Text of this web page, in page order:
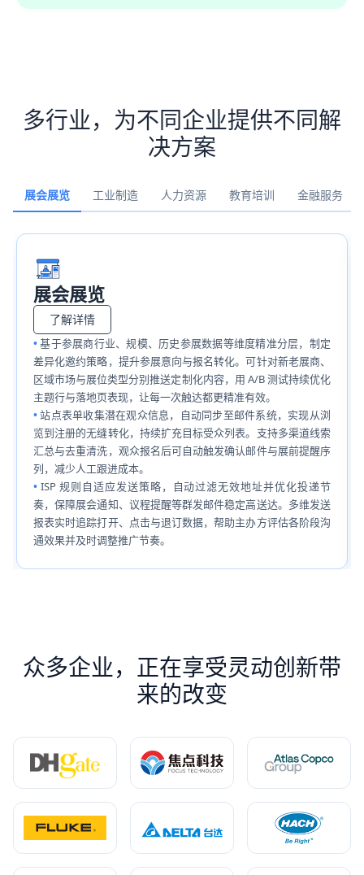
多行业，为不同企业提供不同解
决方案
展会展览 工业制造 人力资源 教育培训 金融服务
展会展览
了解详情
基于参展商行业、规模、历史参展数据等维度精准分层，制定
差异化邀约策略，提升参展意向与报名转化。可针对新老展商、
区域市场与展位类型分别推送定制化内容，用 A/B 测试持续优化
主题行与落地页表现，让每一次触达都更精准有效。
站点表单收集潜在观众信息，自动同步至邮件系统，实现从浏
览到注册的无缝转化，持续扩充目标受众列表。支持多渠道线索
汇总与去重清洗，观众报名后可自动触发确认邮件与展前提醒序
列，减少人工跟进成本。
ISP 规则自适应发送策略，自动过滤无效地址并优化投递节
奏，保障展会通知、议程提醒等群发邮件稳定高送达。多维发送
报表实时追踪打开、点击与退订数据，帮助主办方评估各阶段沟
通效果并及时调整推广节奏。
众多企业，正在享受灵动创新带
来的改变